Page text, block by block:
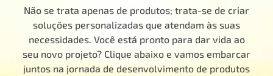
Não se trata apenas de produtos; trata-se de criar
soluções personalizadas que atendam às suas
necessidades. Você está pronto para dar vida ao
seu novo projeto? Clique abaixo e vamos embarcar
juntos na jornada de desenvolvimento de produtos